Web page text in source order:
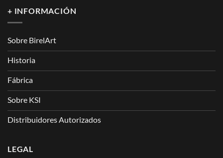
+ INFORMACIÓN
Sobre BirelArt
Historia
Fábrica
Sobre KSI
Distribuidores Autorizados
LEGAL